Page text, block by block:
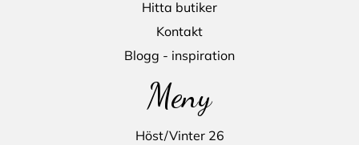
Hitta butiker
Kontakt
Blogg - inspiration
Meny
Höst/Vinter 26